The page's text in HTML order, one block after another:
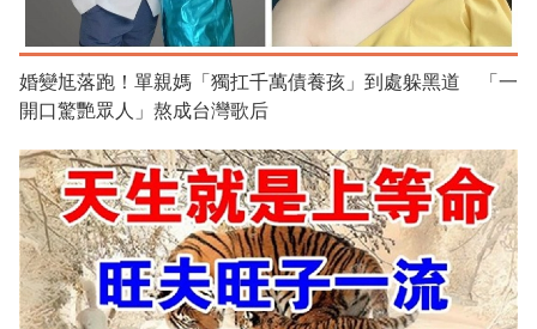
婚變尪落跑！單親媽「獨扛千萬債養孩」到處躲黑道 「一
開口驚艷眾人」熬成台灣歌后